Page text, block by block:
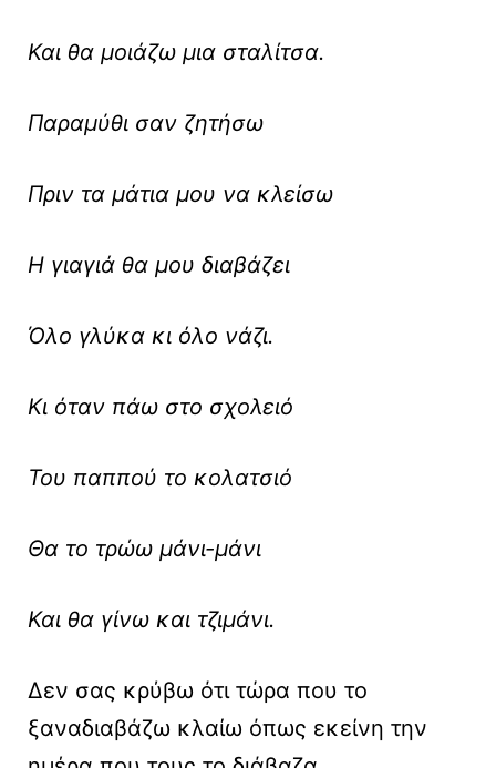
Και θα μοιάζω μια σταλίτσα.
Παραμύθι σαν ζητήσω
Πριν τα μάτια μου να κλείσω
Η γιαγιά θα μου διαβάζει
Όλο γλύκα κι όλο νάζι.
Κι όταν πάω στο σχολειό
Του παππού το κολατσιό
Θα το τρώω μάνι-μάνι
Και θα γίνω και τζιμάνι.
Δεν σας κρύβω ότι τώρα που το
ξαναδιαβάζω κλαίω όπως εκείνη την